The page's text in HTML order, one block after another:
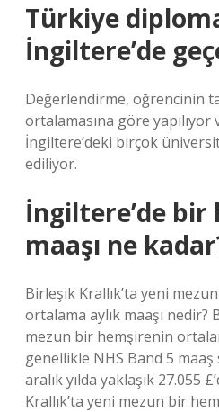
Türkiye
İngiltere’de
Değerlendirme, öğrencinin
ortalamasına göre yapılıyor
İngiltere’deki birçok
ediliyor.
İngiltere’de
maaşı ne
Birleşik Krallık’ta yeni
ortalama aylık maaşı nedir?
mezun bir hemşirenin
genellikle NHS Band 5 maaş
aralık yılda yaklaşık 27.055
Krallık’ta yeni mezun bir